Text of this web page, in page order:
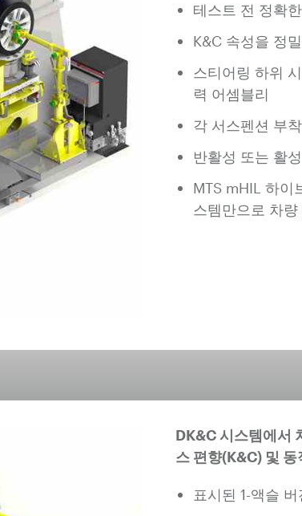
테스트 전 정확
K&C 속성을 정
스티어링 하위
력 어셈블리
각 서스펜션 부
반활성 또는 활
MTS mHIL 하이
스템만으로 차
DK&C 시스템에서
스 편향(K&C) 및
표시된 1-액슬